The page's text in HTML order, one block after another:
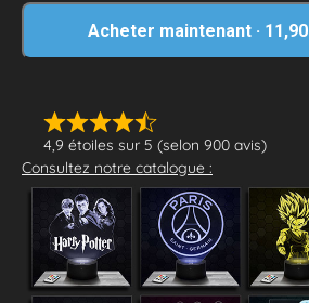
4,9 étoiles sur 5 (selon 900 avis)
Consultez notre catalogue :
Acheter maintenant · 11,90